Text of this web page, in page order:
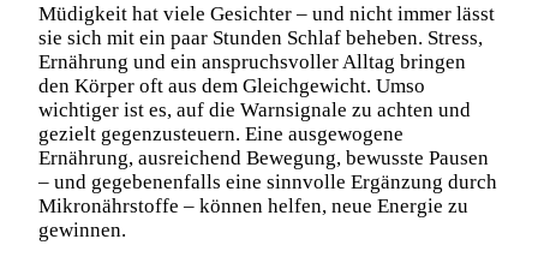
Müdigkeit hat viele Gesichter – und nicht immer lässt
sie sich mit ein paar Stunden Schlaf beheben. Stress,
Ernährung und ein anspruchsvoller Alltag bringen
den Körper oft aus dem Gleichgewicht. Umso
wichtiger ist es, auf die Warnsignale zu achten und
gezielt gegenzusteuern. Eine ausgewogene
Ernährung, ausreichend Bewegung, bewusste Pausen
– und gegebenenfalls eine sinnvolle Ergänzung durch
Mikronährstoffe – können helfen, neue Energie zu
gewinnen.